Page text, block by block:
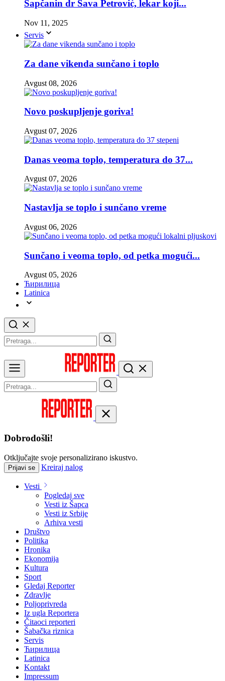
Šapčanin dr Sava Petrović, lekar koji...
Nov 11, 2025
Servis
Za dane vikenda sunčano i toplo
Avgust 08, 2026
Novo poskupljenje goriva!
Avgust 07, 2026
Danas veoma toplo, temperatura do 37...
Avgust 07, 2026
Nastavlja se toplo i sunčano vreme
Avgust 06, 2026
Sunčano i veoma toplo, od petka mogući...
Avgust 05, 2026
Ћирилица
Latinica
Dobrodošli!
Otključajte svoje personalizirano iskustvo.
Prijavi se Kreiraj nalog
Vesti
Pogledaj sve
Vesti iz Šapca
Vesti iz Srbije
Arhiva vesti
Društvo
Politika
Hronika
Ekonomija
Kultura
Sport
Gledaj Reporter
Zdravlje
Poljoprivreda
Iz ugla Reportera
Čitaoci reporteri
Šabačka riznica
Servis
Ћирилица
Latinica
Kontakt
Impressum